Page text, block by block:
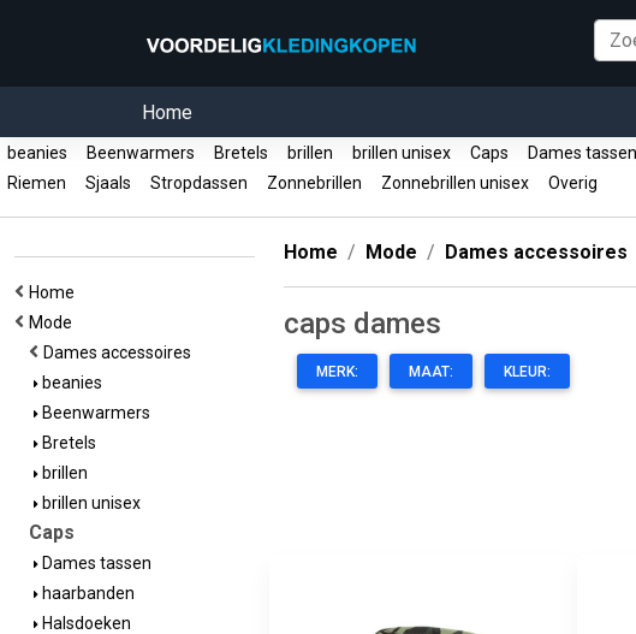
Home
beanies Beenwarmers Bretels brillen brillen unisex Caps Dames tassen
Riemen
Sjaals Stropdassen Zonnebrillen Zonnebrillen unisex Overig
Home
Mode
Dames accessoires
beanies
Beenwarmers
Bretels
brillen
brillen unisex
Caps
Dames tassen
haarbanden
Halsdoeken
Home Mode Dames accessoires
caps dames
MERK: MAAT: KLEUR: